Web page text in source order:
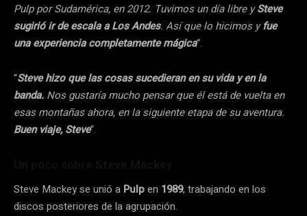
Pulp por Sudamérica, en 2012. Tuvimos un día libre ySteve
sugirió ir de escala a Los Andes. Así que lo hicimos yfue
una experiencia completamente mágica“.
“Steve hizo que las cosas sucedieran en su vida y en la
banda. Nos gustaría mucho pensar que él está de vuelta en
esas montañas ahora, en la siguiente etapa de su aventura.
Buen viaje, Steve“.
Steve Mackey se unió a Pulpen 1989, trabajando en los
discos posteriores de la agrupación.